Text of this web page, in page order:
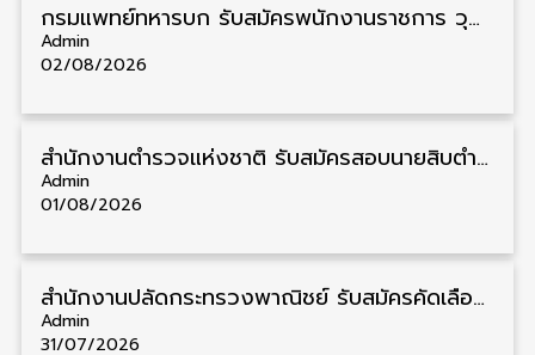
กรมแพทย์ทหารบก รับสมัครพนักงานราชการ วุฒิ ม.3/ม.6/ปวช./ปวท./ปวส. 6 อัตรา รับสมัคร 3 – 7 สิงหาคม
Admin
02/08/2026
สำนักงานตำรวจแห่งชาติ รับสมัครสอบนายสิบตำรวจ วุฒิ ม.6/ปวช. 6,000 อัตรา รับสมัคร 8 – 19 สิงหาคม
Admin
01/08/2026
สำนักงานปลัดกระทรวงพาณิชย์ รับสมัครคัดเลือกพนักงานราชการ วุฒิ ปวส./ป.ตรี 11 อัตรา รับสมัคร 10 – 21 สิงหาคม
Admin
31/07/2026